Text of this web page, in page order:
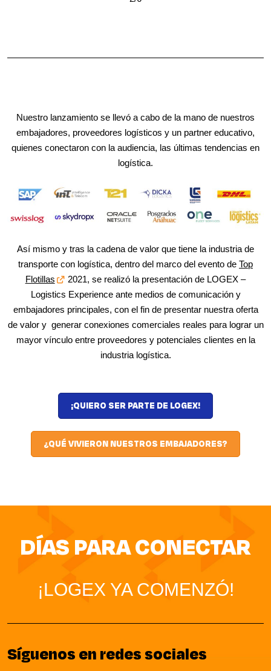
Nuestro lanzamiento se llevó a cabo de la mano de nuestros
embajadores, proveedores logísticos y un partner educativo,
quienes conectaron con la audiencia, las últimas tendencias en
logística.
Así mismo y tras la cadena de valor que tiene la industria de
transporte con logística, dentro del marco del evento de Top
Flotillas
2021, se realizó la presentación de LOGEX –
Logistics Experience ante medios de comunicación y
embajadores principales, con el fin de presentar nuestra oferta
de valor y generar conexiones comerciales reales para lograr un
mayor vínculo entre proveedores y potenciales clientes en la
industria logística.
¡QUIERO SER PARTE DE LOGEX!
¿QUÉ VIVIERON NUESTROS EMBAJADORES?
DÍAS PARA CONECTAR
¡LOGEX YA COMENZÓ!
Síguenos en redes sociales